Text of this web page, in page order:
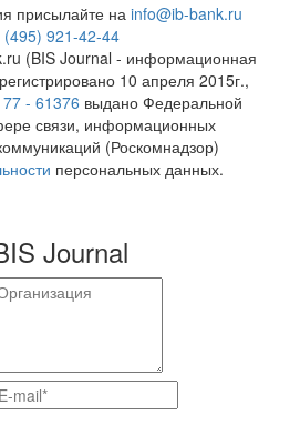
присылайте на info@ib-bank.ru
(495) 921-42-44
(BIS Journal - информационная
10 апреля 2015г.,
- 61376 выдано Федеральной
связи, информационных
(Роскомнадзор)
персональных данных.
Journal